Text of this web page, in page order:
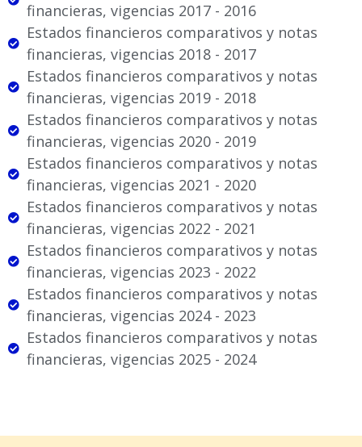
financieras, vigencias 2017 - 2016
Estados financieros comparativos y notas
financieras, vigencias 2018 - 2017
Estados financieros comparativos y notas
financieras, vigencias 2019 - 2018
Estados financieros comparativos y notas
financieras, vigencias 2020 - 2019
Estados financieros comparativos y notas
financieras, vigencias 2021 - 2020
Estados financieros comparativos y notas
financieras, vigencias 2022 - 2021
Estados financieros comparativos y notas
financieras, vigencias 2023 - 2022
Estados financieros comparativos y notas
financieras, vigencias 2024 - 2023
Estados financieros comparativos y notas
financieras, vigencias 2025 - 2024